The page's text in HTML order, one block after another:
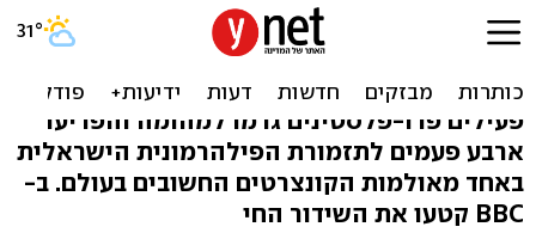
מפגינים הפריעו
לפילהרמונית בלונדון. צפו
פעילים פרו-פלסטינים גרמו למהומה והפריעו
ארבע פעמים לתזמורת הפילהרמונית הישראלית
באחד מאולמות הקונצרטים החשובים בעולם. ב-
BBC קטעו את השידור החי